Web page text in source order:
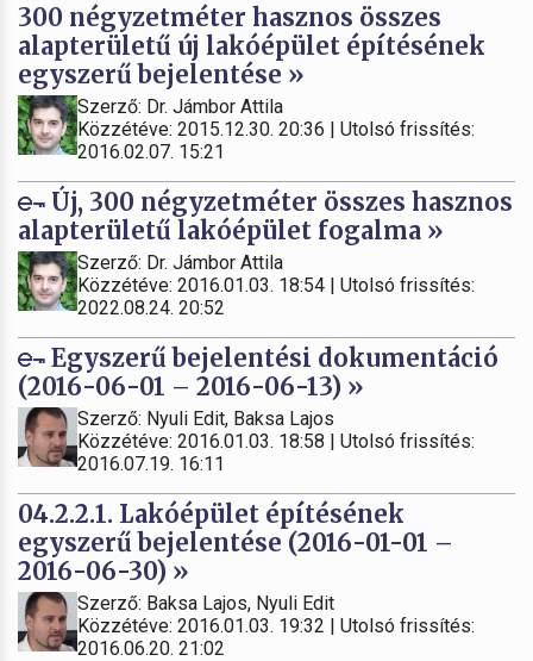
300 négyzetméter hasznos összes
alapterületű új lakóépület építésének
egyszerű bejelentése »
Szerző: Dr. Jámbor Attila
Közzétéve: 2015.12.30. 20:36 | Utolsó frissítés:
2016.02.07. 15:21
Új, 300 négyzetméter összes hasznos
alapterületű lakóépület fogalma »
Szerző: Dr. Jámbor Attila
Közzétéve: 2016.01.03. 18:54 | Utolsó frissítés:
2022.08.24. 20:52
Egyszerű bejelentési dokumentáció
(2016-06-01 – 2016-06-13) »
Szerző: Nyuli Edit, Baksa Lajos
Közzétéve: 2016.01.03. 18:58 | Utolsó frissítés:
2016.07.19. 16:11
04.2.2.1. Lakóépület építésének
egyszerű bejelentése (2016-01-01 –
2016-06-30) »
Szerző: Baksa Lajos, Nyuli Edit
Közzétéve: 2016.01.03. 19:32 | Utolsó frissítés:
2016.06.20. 21:02